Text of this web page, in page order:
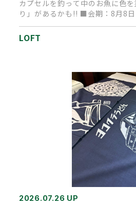
カプセルを釣って中のお魚に色
り」があるかも!! ■会期：8月8
■時間：1…
LOFT
2026.07.26 UP